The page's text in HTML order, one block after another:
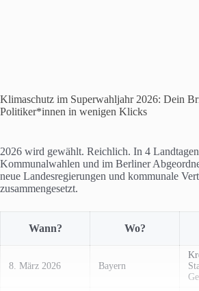
Klimaschutz im Superwahljahr 2026: Dein
Politiker*innen in wenigen Klicks
2026 wird gewählt. Reichlich. In 4
Kommunalwahlen und im Berliner
neue Landesregierungen und kommunale
zusammengesetzt.
Wann? Wo?
8. März 2026 Bayern